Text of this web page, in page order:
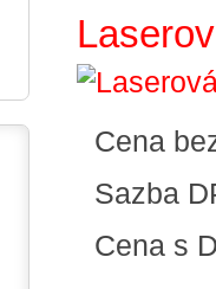
Cena
Sazba
Cena s